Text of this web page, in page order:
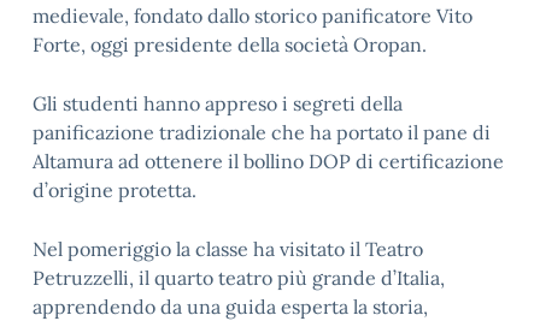
medievale, fondato dallo storico panificatore Vito
Forte, oggi presidente della società Oropan.
Gli studenti hanno appreso i segreti della
panificazione tradizionale che ha portato il pane di
Altamura ad ottenere il bollino DOP di certificazione
d’origine protetta.
Nel pomeriggio la classe ha visitato il Teatro
Petruzzelli, il quarto teatro più grande d’Italia,
apprendendo da una guida esperta la storia,